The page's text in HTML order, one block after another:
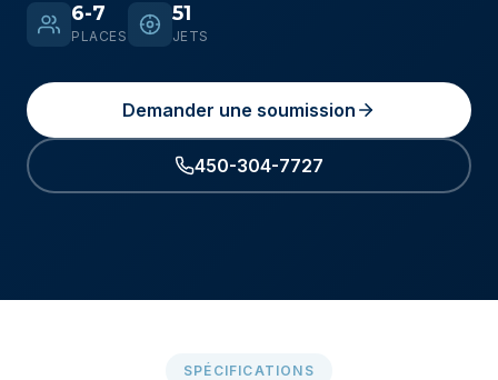
6-7
PLACES
51
JETS
Demander une soumission
450-304-7727
SPÉCIFICATIONS